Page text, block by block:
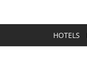
HOTELS